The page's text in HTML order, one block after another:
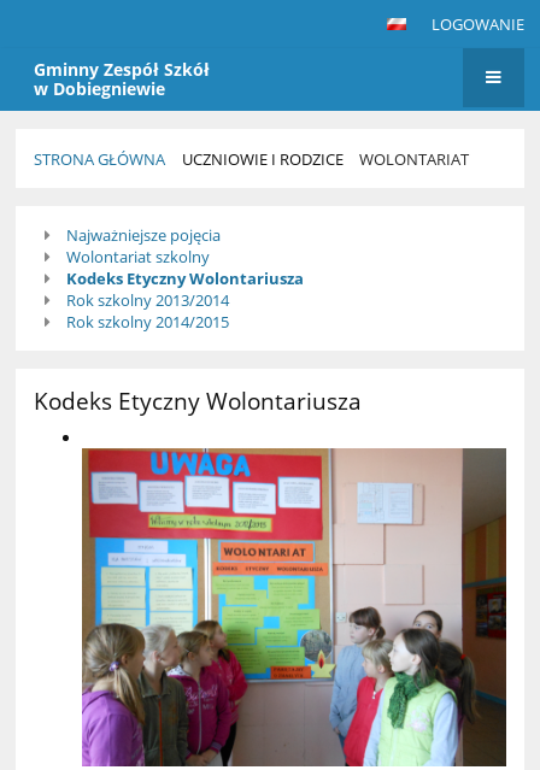
LOGOWANIE
Gminny Zespół Szkół
w Dobiegniewie
STRONA GŁÓWNA UCZNIOWIE I RODZICE WOLONTARIAT
Wolontariat
Najważniejsze pojęcia
Wolontariat szkolny
Kodeks Etyczny Wolontariusza
Rok szkolny 2013/2014
Rok szkolny 2014/2015
Kodeks Etyczny Wolontariusza